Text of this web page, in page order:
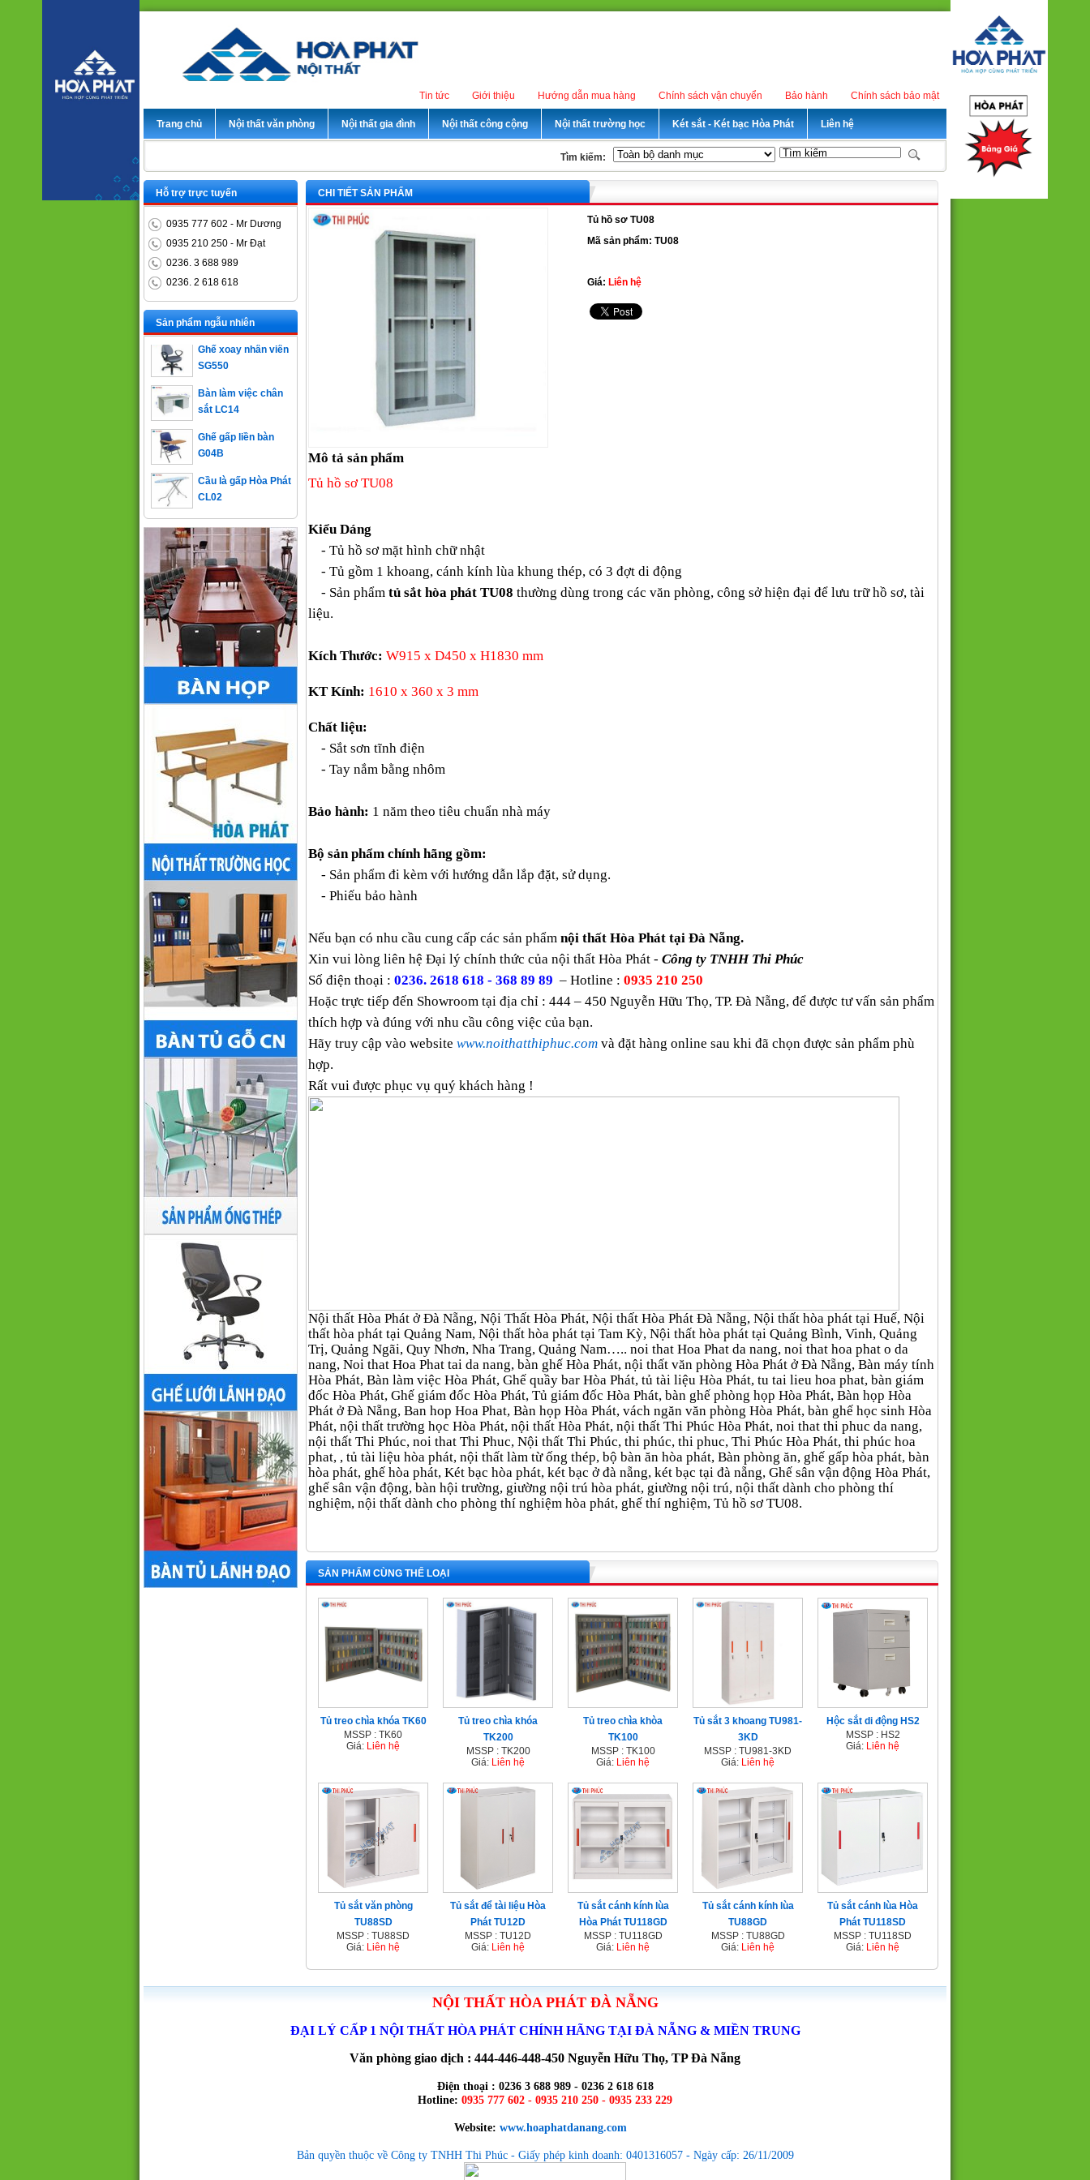
Chính sách bảo mật
Bảo hành
Chính sách vận chuyển
Hướng dẫn mua hàng
Giới thiệu
Tin tức
Trang chủ Nội thất văn phòng Nội thất gia đình Nội thất công cộng Nội thất trường học Két sắt - Két bạc Hòa Phát Liên hệ
Tìm kiếm:
CHI TIẾT SẢN PHẨM
Tủ hồ sơ TU08
Mã sản phẩm: TU08
Giá: Liên hệ
Mô tả sản phẩm
Tủ hồ sơ TU08
Kiểu Dáng
- Tủ hồ sơ mặt hình chữ nhật
- Tủ gồm 1 khoang, cánh kính lùa khung thép, có 3 đợt di động
- Sản phẩm tủ sắt hòa phát TU08 thường dùng trong các văn phòng, công sở hiện đại để lưu trữ hồ sơ, tài
liệu.
Kích Thước: W915 x D450 x H1830 mm
KT Kính: 1610 x 360 x 3 mm
Chất liệu:
- Sắt sơn tĩnh điện
- Tay nắm bằng nhôm
Bảo hành: 1 năm theo tiêu chuẩn nhà máy
Bộ sản phẩm chính hãng gồm:
- Sản phẩm đi kèm với hướng dẫn lắp đặt, sử dụng.
- Phiếu bảo hành
Nếu bạn có nhu cầu cung cấp các sản phẩm nội thất Hòa Phát tại Đà Nẵng.
Xin vui lòng liên hệ Đại lý chính thức của nội thất Hòa Phát - Công ty TNHH Thi Phúc
Số điện thoại : 0236. 2618 618 - 368 89 89 – Hotline : 0935 210 250
Hoặc trực tiếp đến Showroom tại địa chỉ : 444 – 450 Nguyễn Hữu Thọ, TP. Đà Nẵng, để được tư vấn sản phẩm
thích hợp và đúng với nhu cầu công việc của bạn.
Hãy truy cập vào website www.noithatthiphuc.com và đặt hàng online sau khi đã chọn được sản phẩm phù
hợp.
Rất vui được phục vụ quý khách hàng !
Nội thất Hòa Phát ở Đà Nẵng, Nội Thất Hòa Phát, Nội thất Hòa Phát Đà Nẵng, Nội thất hòa phát tại Huế, Nội
thất hòa phát tại Quảng Nam, Nội thất hòa phát tại Tam Kỳ, Nội thất hòa phát tại Quảng Bình, Vinh, Quảng
Trị, Quảng Ngãi, Quy Nhơn, Nha Trang, Quảng Nam….. noi that Hoa Phat da nang, noi that hoa phat o da
nang, Noi that Hoa Phat tai da nang, bàn ghế Hòa Phát, nội thất văn phòng Hòa Phát ở Đà Nẵng, Bàn máy tính
Hòa Phát, Bàn làm việc Hòa Phát, Ghế quầy bar Hòa Phát, tủ tài liệu Hòa Phát, tu tai lieu hoa phat, bàn giám
đốc Hòa Phát, Ghế giám đốc Hòa Phát, Tủ giám đốc Hòa Phát, bàn ghế phòng họp Hòa Phát, Bàn họp Hòa
Phát ở Đà Nẵng, Ban hop Hoa Phat, Bàn họp Hòa Phát, vách ngăn văn phòng Hòa Phát, bàn ghế học sinh Hòa
Phát, nội thất trường học Hòa Phát, nội thất Hòa Phát, nội thất Thi Phúc Hòa Phát, noi that thi phuc da nang,
nội thất Thi Phúc, noi that Thi Phuc, Nội thất Thi Phúc, thi phúc, thi phuc, Thi Phúc Hòa Phát, thi phúc hoa
phat, , tủ tài liệu hòa phát, nội thất làm từ ống thép, bộ bàn ăn hòa phát, Bàn phòng ăn, ghế gấp hòa phát, bàn
hòa phát, ghế hòa phát, Két bạc hòa phát, két bạc ở đà nẵng, két bạc tại đà nẵng, Ghế sân vận động Hòa Phát,
ghế sân vận động, bàn hội trường, giường nội trú hòa phát, giường nội trú, nội thất dành cho phòng thí
nghiệm, nội thất dành cho phòng thí nghiệm hòa phát, ghế thí nghiệm, Tủ hồ sơ TU08.
SẢN PHẨM CÙNG THỂ LOẠI
Tủ treo chìa khóa TK60
MSSP : TK60
Giá: Liên hệ
Tủ treo chìa khóa
TK200
MSSP : TK200
Giá: Liên hệ
Tủ treo chìa khòa
TK100
MSSP : TK100
Giá: Liên hệ
Tủ sắt 3 khoang TU981-
3KD
MSSP : TU981-3KD
Giá: Liên hệ
Hộc sắt di động HS2
MSSP : HS2
Giá: Liên hệ
Tủ sắt văn phòng
TU88SD
MSSP : TU88SD
Giá: Liên hệ
Tủ sắt để tài liệu Hòa
Phát TU12D
MSSP : TU12D
Giá: Liên hệ
Tủ sắt cánh kính lùa
Hòa Phát TU118GD
MSSP : TU118GD
Giá: Liên hệ
Tủ sắt cánh kính lùa
TU88GD
MSSP : TU88GD
Giá: Liên hệ
Tủ sắt cánh lùa Hòa
Phát TU118SD
MSSP : TU118SD
Giá: Liên hệ
Hỗ trợ trực tuyến
0935 777 602 - Mr Dương
0935 210 250 - Mr Đạt
0236. 3 688 989
0236. 2 618 618
Sản phẩm ngẫu nhiên
ET1400D
Ghế xoay nhân viên
SG550
sắt LC14
G04B
CL02
NỘI THẤT HÒA PHÁT ĐÀ NẴNG
ĐẠI LÝ CẤP 1 NỘI THẤT HÒA PHÁT CHÍNH HÃNG TẠI ĐÀ NẴNG & MIỀN TRUNG
Văn phòng giao dịch : 444-446-448-450 Nguyễn Hữu Thọ, TP Đà Nẵng
Điện thoại : 0236 3 688 989 - 0236 2 618 618
Hotline: 0935 777 602 - 0935 210 250 - 0935 233 229
Website: www.hoaphatdanang.com
Bản quyền thuộc về Công ty TNHH Thi Phúc - Giấy phép kinh doanh: 0401316057 - Ngày cấp: 26/11/2009